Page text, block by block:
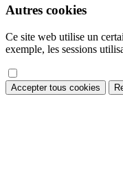
Autres cookies
Ce site web utilise un
exemple, les sessions
Accepter tous cookies